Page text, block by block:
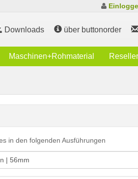
Downloads über buttonorder
Maschinen+Rohmaterial Reseller
in den folgenden Ausführungen